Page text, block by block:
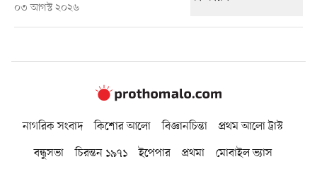
০৩ আগস্ট ২০২৬
নাগরিক সংবাদ কিশোর আলো বিজ্ঞানচিন্তা
প্রথম আলো ট্রাস্ট
বন্ধুসভা
চিরন্তন ১৯৭১ ইপেপার প্রথমা মোবাইল ভ্যাস